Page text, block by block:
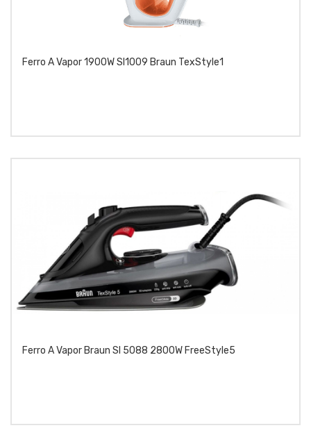
Ferro A Vapor 1900W SI1009 Braun TexStyle1
Ferro A Vapor Braun SI 5088 2800W FreeStyle5